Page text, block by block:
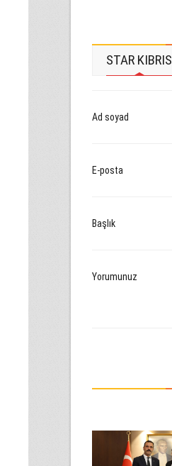
STAR KIBRIS
Ad soyad
E-posta
Başlık
Yorumunuz